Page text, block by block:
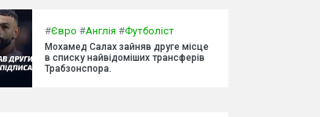
#Євро #Англія #Футболіст
Мохамед Салах зайняв друге місце
в списку найвідоміших трансферів
Трабзонспора.